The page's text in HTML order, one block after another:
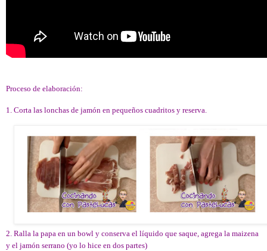
Proceso de elaboración:
1. Corta las lonchas de jamón en pequeños cuadritos y reserva.
2. Ralla la papa en un bowl y conserva el líquido que saque, agrega la maizena
y el jamón serrano (yo lo hice en dos partes)